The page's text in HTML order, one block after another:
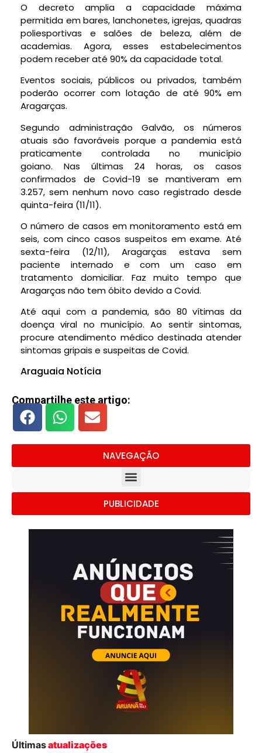
O decreto amplia a capacidade máxima
permitida em bares, lanchonetes, igrejas, quadras
poliesportivas e salões de beleza, além de
academias. Agora, esses estabelecimentos
podem receber até 90% da capacidade total.
Eventos sociais, públicos ou privados, também
poderão ocorrer com lotação de até 90% em
Aragarças.
Segundo administração Galvão, os números
atuais são favoráveis porque a pandemia está
praticamente controlada no município
goiano. Nas últimas 24 horas, os casos
confirmados de Covid-19 se mantiveram em
3.257, sem nenhum novo caso registrado desde
quinta-feira (11/11).
O número de casos em monitoramento está em
seis, com cinco casos suspeitos em exame. Até
sexta-feira (12/11), Aragarças estava sem
paciente internado e com um caso em
tratamento domiciliar. Faz muito tempo que
Aragarças não tem óbito devido a Covid.
Até aqui com a pandemia, são 80 vítimas da
doença viral no município. Ao sentir sintomas,
procure atendimento médico destinada atender
sintomas gripais e suspeitas de Covid.
Araguaia Notícia
Compartilhe este artigo:
NAVEGAÇÃO
PUBLICIDADE
Últimasatualizações